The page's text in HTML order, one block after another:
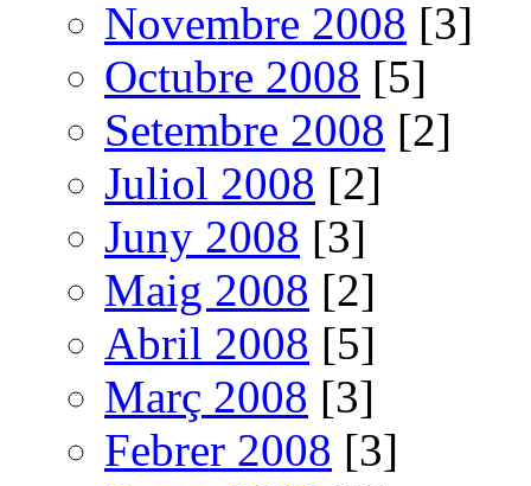
Novembre 2008 [3]
Octubre 2008 [5]
Setembre 2008 [2]
Juliol 2008 [2]
Juny 2008 [3]
Maig 2008 [2]
Abril 2008 [5]
Març 2008 [3]
Febrer 2008 [3]